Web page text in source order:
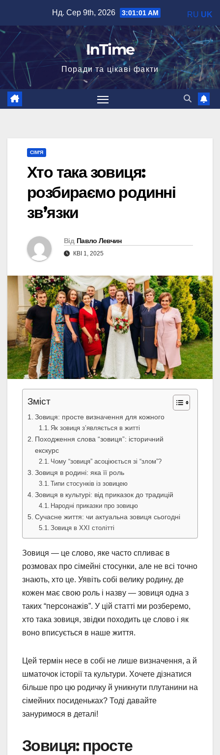
вмісту
Нд. Сер 9th, 2026 3:01:03 AM
InTime
Поради та цікаві факти
СІМ'Я
Хто така зовиця:
розбираємо родинні
зв’язки
Від Павло Левчин
КВІ 1, 2025
Зміст
Зовиця: просте визначення для кожного
Як зовиця з’являється в житті
Походження слова “зовиця”: історичний
екскурс
Чому “зовиця” асоціюється зі “злом”?
Зовиця в родині: яка її роль
Типи стосунків із зовицею
Зовиця в культурі: від приказок до традицій
Народні приказки про зовицю
Сучасне життя: чи актуальна зовиця сьогодні
Зовиця в XXI столітті
Зовиця — це слово, яке часто спливає в
розмовах про сімейні стосунки, але не всі точно
знають, хто це. Уявіть собі велику родину, де
кожен має свою роль і назву — зовиця одна з
таких “персонажів”. У цій статті ми розберемо,
хто така зовиця, звідки походить це слово і як
воно вписується в наше життя.
Цей термін несе в собі не лише визначення, а й
шматочок історії та культури. Хочете дізнатися
більше про цю родичку й уникнути плутанини на
сімейних посиденьках? Тоді давайте
зануримося в деталі!
Зовиця: просте
RU UK